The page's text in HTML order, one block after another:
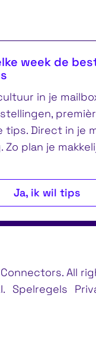
week de
in je
Direct in je
Zo plan je
Ja, ik wil tips
All
Spelregels